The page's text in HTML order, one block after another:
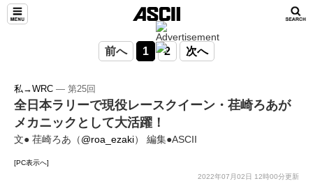
前へ 1 2 次へ
私→WRC ― 第25回
全日本ラリーで現役レースクイーン・荏崎ろあが
メカニックとして大活躍！
文● 荏崎ろあ（@roa_ezaki） 編集●ASCII
[PC表示へ]
2022年07月02日 12時00分更新